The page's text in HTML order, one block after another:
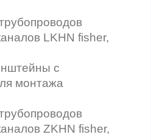
LKHN fisher,
с
монтажа
ZKHN fisher,